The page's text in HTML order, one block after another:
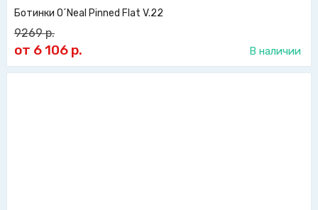
Ботинки O´Neal Pinned Flat V.22
9269р.
от 6 106 р. В наличии